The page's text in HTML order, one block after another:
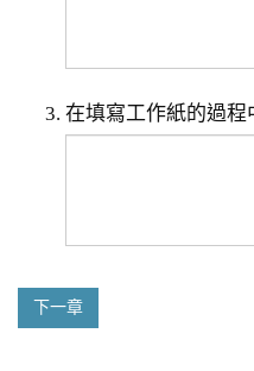
在填寫工作紙的過程
下一章